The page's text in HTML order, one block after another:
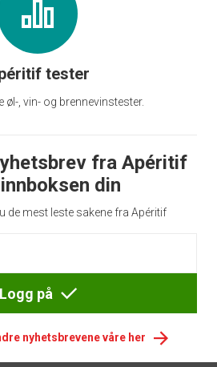
tester
øl-, vin- og brennevinstester.
fra Apéritif
din
de mest leste sakene fra Apéritif
Logg på
nyhetsbrevene våre her